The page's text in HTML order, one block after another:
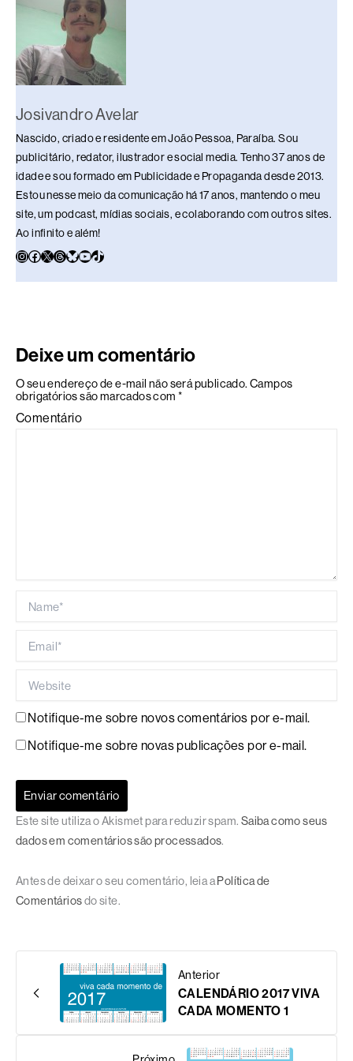
o
Josivandro Avelar
Nascido, criado e residente em João Pessoa, Paraíba. Sou
publicitário, redator, ilustrador e social media. Tenho 37 anos de
idade e sou formado em Publicidade e Propaganda desde 2013.
Estou nesse meio da comunicação há 17 anos, mantendo o meu
site, um podcast, mídias sociais, e colaborando com outros sites.
Ao infinito e além!
Deixe um comentário
O seu endereço de e-mail não será publicado. Campos
obrigatórios são marcados com *
Comentário
Notifique-me sobre novos comentários por e-mail.
Notifique-me sobre novas publicações por e-mail.
Este site utiliza o Akismet para reduzir spam. Saiba como seus
dados em comentários são processados.
Antes de deixar o seu comentário, leia aPolítica de
Comentáriosdo site.
Anterior
CALENDÁRIO 2017 VIVA
CADA MOMENTO 1